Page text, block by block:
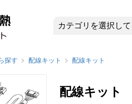
探す 配線キット 配線キット
配線キット